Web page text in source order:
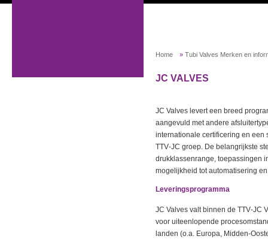
Home » Tubi Valves Merken en
JC VALVES
JC Valves levert een breed
aangevuld met andere
internationale certificering en een
TTV‑JC groep. De belangrijkste
drukklassenrange, toepassingen
mogelijkheid tot automatisering
Leveringsprogramma
JC Valves valt binnen de TTV‑JC
voor uiteenlopende
landen (o.a. Europa,